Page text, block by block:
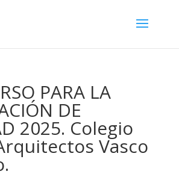
PARA LA
DE
2025. Colegio
Vasco